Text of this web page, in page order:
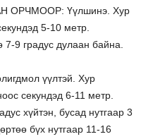
ОРЧМООР: Үүлшинэ. Хур
5-10 метр.
9 градус дулаан байна.
үүлтэй. Хур
секундэд 6-11 метр.
хүйтэн, бусад нутгаар 3
бүх нутгаар 11-16